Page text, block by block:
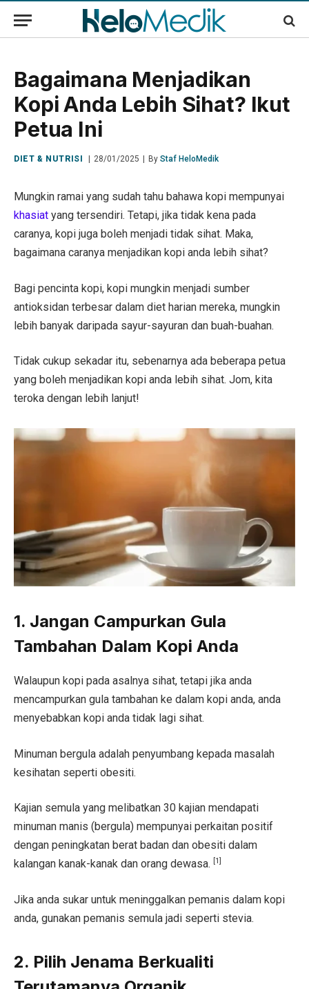
Bagaimana Menjadikan
Kopi Anda Lebih Sihat? Ikut
Petua Ini
DIET & NUTRISI 28/01/2025 By Staf HeloMedik
Mungkin ramai yang sudah tahu bahawa kopi mempunyai
khasiat yang tersendiri. Tetapi, jika tidak kena pada
caranya, kopi juga boleh menjadi tidak sihat. Maka,
bagaimana caranya menjadikan kopi anda lebih sihat?
Bagi pencinta kopi, kopi mungkin menjadi sumber
antioksidan terbesar dalam diet harian mereka, mungkin
lebih banyak daripada sayur-sayuran dan buah-buahan.
Tidak cukup sekadar itu, sebenarnya ada beberapa petua
yang boleh menjadikan kopi anda lebih sihat. Jom, kita
teroka dengan lebih lanjut!
1. Jangan Campurkan Gula
Tambahan Dalam Kopi Anda
Walaupun kopi pada asalnya sihat, tetapi jika anda
mencampurkan gula tambahan ke dalam kopi anda, anda
menyebabkan kopi anda tidak lagi sihat.
Minuman bergula adalah penyumbang kepada masalah
kesihatan seperti obesiti.
Kajian semula yang melibatkan 30 kajian mendapati
minuman manis (bergula) mempunyai perkaitan positif
dengan peningkatan berat badan dan obesiti dalam
kalangan kanak-kanak dan orang dewasa.
[1]
Jika anda sukar untuk meninggalkan pemanis dalam kopi
anda, gunakan pemanis semula jadi seperti stevia.
2. Pilih Jenama Berkualiti